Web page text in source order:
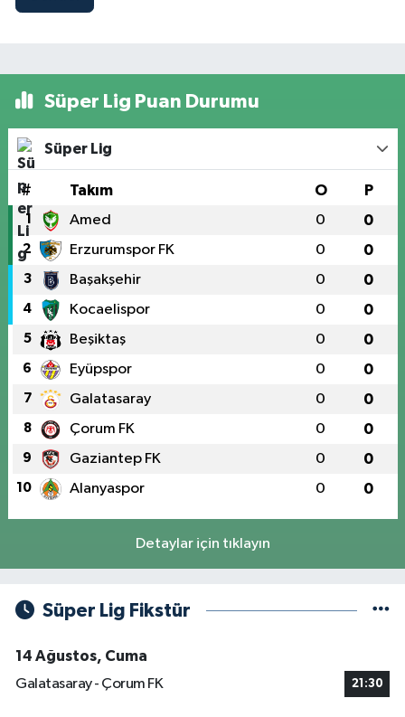
Süper Lig Puan Durumu
Süper Lig
# Takım O P
1 Amed 0 0
2 Erzurumspor FK 0 0
3 Başakşehir 0 0
4 Kocaelispor 0 0
5 Beşiktaş 0 0
6 Eyüpspor 0 0
7 Galatasaray 0 0
8 Çorum FK 0 0
9 Gaziantep FK 0 0
10 Alanyaspor 0 0
Detaylar için tıklayın
Süper Lig Fikstür
14 Ağustos, Cuma
Galatasaray - Çorum FK
21:30